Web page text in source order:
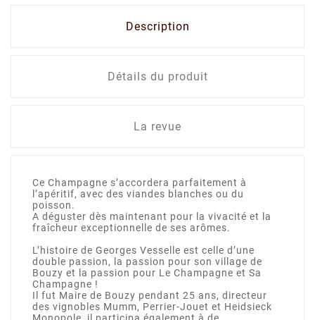
Description
Détails du produit
La revue
Ce Champagne s’accordera parfaitement à
l’apéritif, avec des viandes blanches ou du
poisson.
A déguster dès maintenant pour la vivacité et la
fraîcheur exceptionnelle de ses arômes.
L’histoire de Georges Vesselle est celle d’une
double passion, la passion pour son village de
Bouzy et la passion pour Le Champagne et Sa
Champagne !
Il fut Maire de Bouzy pendant 25 ans, directeur
des vignobles Mumm, Perrier-Jouet et Heidsieck